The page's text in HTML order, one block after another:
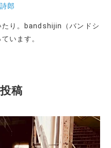
郎
り。bandshijin（バンドシ
います。
稿